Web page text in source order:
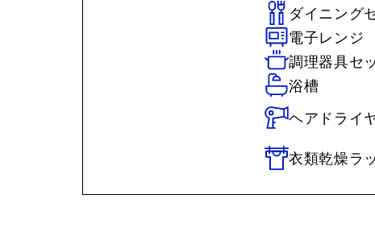
ダイニング
電子レンジ
調理器具セ
浴槽
ヘアドライ
衣類乾燥ラ